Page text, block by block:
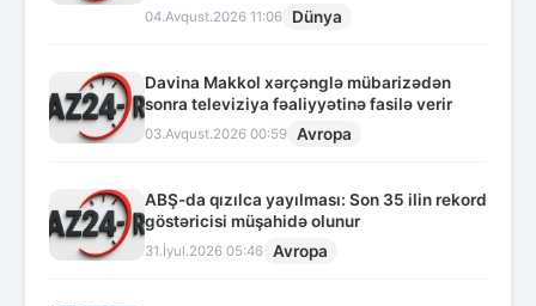
04.Avqust.2026 11:06 Dünya
Davina Makkol xərçənglə mübarizədən
sonra televiziya fəaliyyətinə fasilə verir
03.Avqust.2026 00:59 Avropa
ABŞ-da qızılca yayılması: Son 35 ilin rekord
göstəricisi müşahidə olunur
31.İyul.2026 05:46 Avropa